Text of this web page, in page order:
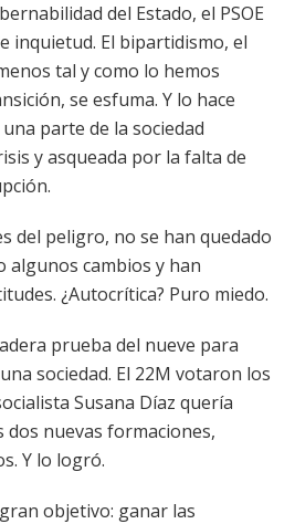
del Estado, el PSOE
inquietud. El bipartidismo, el
tal y como lo hemos
se esfuma. Y lo hace
parte de la sociedad
y asqueada por la falta de
del peligro, no se han quedado
algunos cambios y han
¿Autocrítica? Puro miedo.
prueba del nueve para
sociedad. El 22M votaron los
Susana Díaz quería
dos nuevas formaciones,
Y lo logró.
objetivo: ganar las